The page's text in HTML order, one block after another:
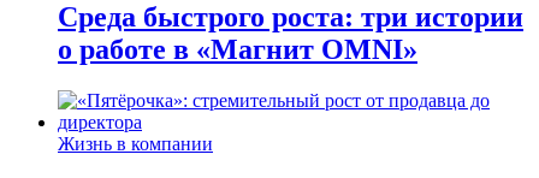
Среда быстрого роста: три истории
о работе в «Магнит OMNI»
Жизнь в компании